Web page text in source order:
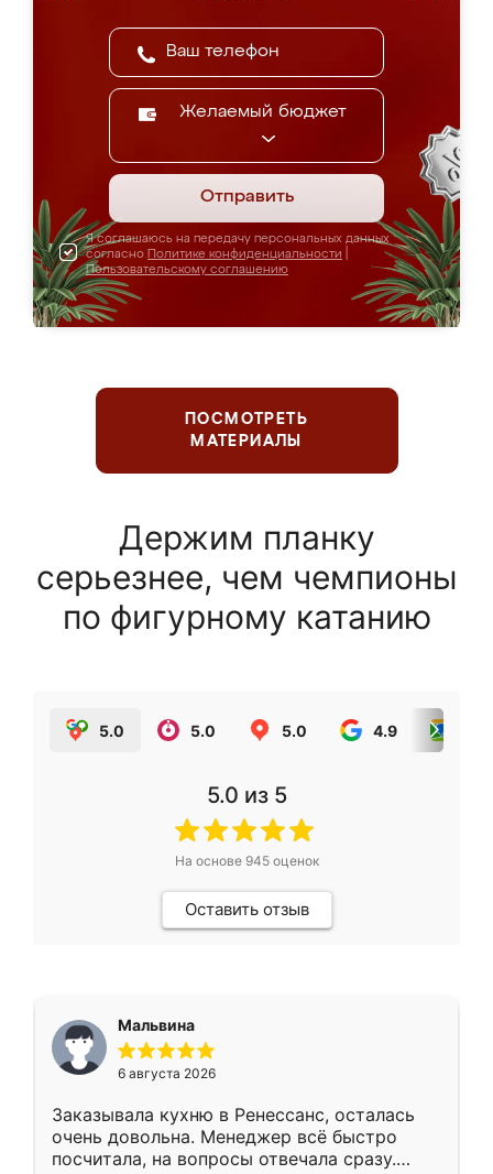
Желаемый бюджет
Отправить
Я соглашаюсь на передачу персональных данных
согласно Политике конфиденциальности
Пользовательскому соглашению
ПОСМОТРЕТЬ
МАТЕРИАЛЫ
Держим планку
серьезнее, чем чемпионы
по фигурному катанию
5.0 5.0 5.0 4.9
5.0 из 5
На основе 945оценок
Оставить отзыв
Мальвина
6 августа 2026
Заказывала кухню в Ренессанс, осталась
очень довольна. Менеджер всё быстро
посчитала, на вопросы отвечала сразу.